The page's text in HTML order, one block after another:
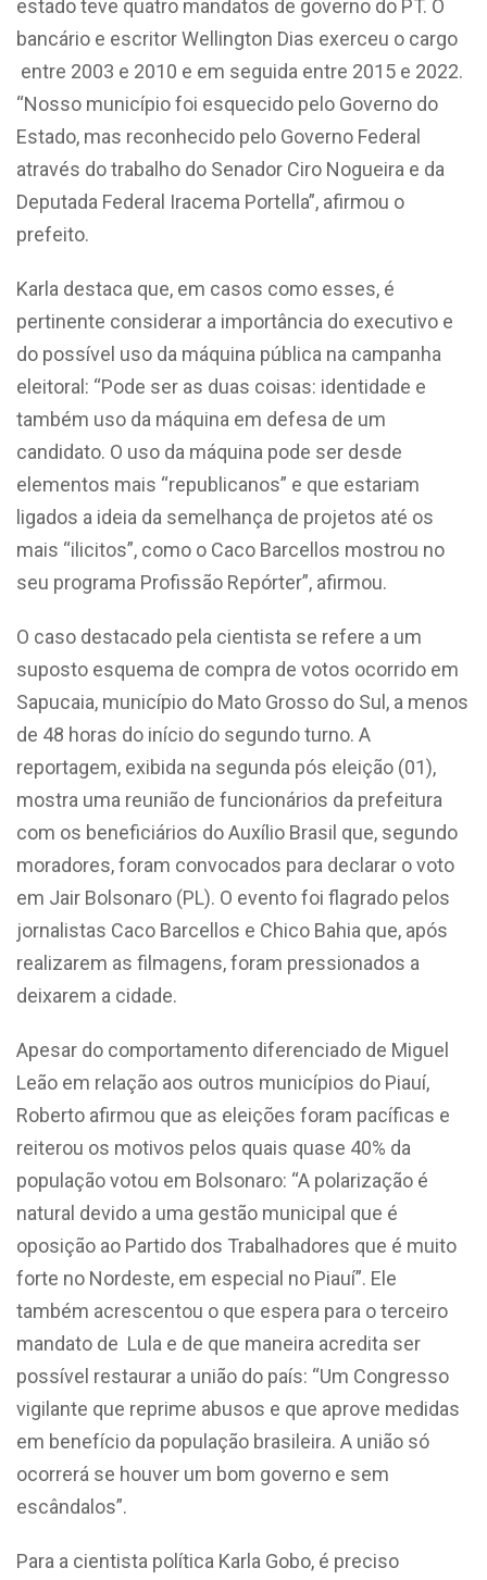
estado teve quatro mandatos de governo do PT. O
bancário e escritor Wellington Dias exerceu o cargo
entre 2003 e 2010 e em seguida entre 2015 e 2022.
“Nosso município foi esquecido pelo Governo do
Estado, mas reconhecido pelo Governo Federal
através do trabalho do Senador Ciro Nogueira e da
Deputada Federal Iracema Portella”, afirmou o
prefeito.
Karla destaca que, em casos como esses, é
pertinente considerar a importância do executivo e
do possível uso da máquina pública na campanha
eleitoral: “Pode ser as duas coisas: identidade e
também uso da máquina em defesa de um
candidato. O uso da máquina pode ser desde
elementos mais “republicanos” e que estariam
ligados a ideia da semelhança de projetos até os
mais “ilicitos”, como o Caco Barcellos mostrou no
seu programa Profissão Repórter”, afirmou.
O caso destacado pela cientista se refere a um
suposto esquema de compra de votos ocorrido em
Sapucaia, município do Mato Grosso do Sul, a menos
de 48 horas do início do segundo turno. A
reportagem, exibida na segunda pós eleição (01),
mostra uma reunião de funcionários da prefeitura
com os beneficiários do Auxílio Brasil que, segundo
moradores, foram convocados para declarar o voto
em Jair Bolsonaro (PL). O evento foi flagrado pelos
jornalistas Caco Barcellos e Chico Bahia que, após
realizarem as filmagens, foram pressionados a
deixarem a cidade.
Apesar do comportamento diferenciado de Miguel
Leão em relação aos outros municípios do Piauí,
Roberto afirmou que as eleições foram pacíficas e
reiterou os motivos pelos quais quase 40% da
população votou em Bolsonaro: “A polarização é
natural devido a uma gestão municipal que é
oposição ao Partido dos Trabalhadores que é muito
forte no Nordeste, em especial no Piauí”. Ele
também acrescentou o que espera para o terceiro
mandato de Lula e de que maneira acredita ser
possível restaurar a união do país: “Um Congresso
vigilante que reprime abusos e que aprove medidas
em benefício da população brasileira. A união só
ocorrerá se houver um bom governo e sem
escândalos”.
Para a cientista política Karla Gobo, é preciso